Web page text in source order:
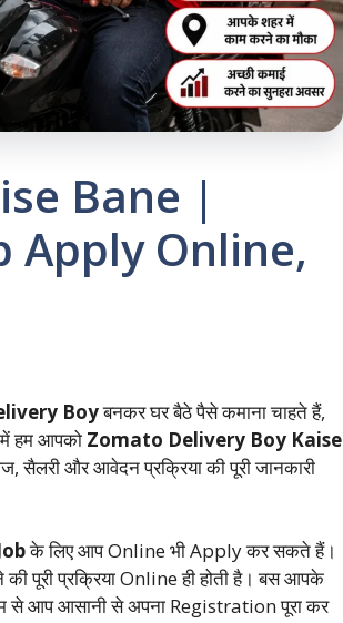
Bane |
Apply Online,
Boyबनकर घर बैठे पैसे कमाना चाहते हैं,
हम आपको Zomato Delivery Boy Kaise
सैलरी और आवेदन प्रक्रिया की पूरी जानकारी
के लिए आप Online भी Apply कर सकते हैं।
पूरी प्रक्रिया Online ही होती है। बस आपके
से आप आसानी से अपना Registration पूरा कर